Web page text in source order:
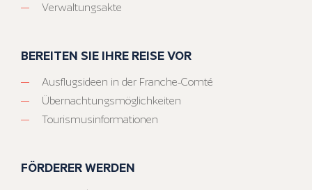
Verwaltungsakte
BEREITEN SIE IHRE REISE VOR
Ausflugsideen in der Franche-Comté
Übernachtungsmöglichkeiten
Tourismusinformationen
FÖRDERER WERDEN